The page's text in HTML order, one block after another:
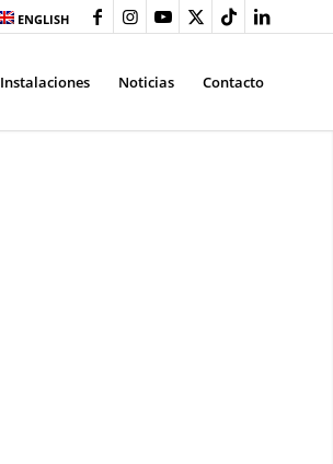
ENGLISH
Instalaciones Noticias Contacto